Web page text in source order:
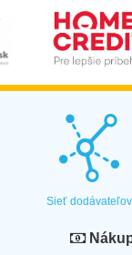
Sieť dodávateľov